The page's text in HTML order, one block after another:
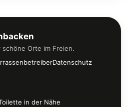
Orte im Freien.
Datenschutz
in der Nähe